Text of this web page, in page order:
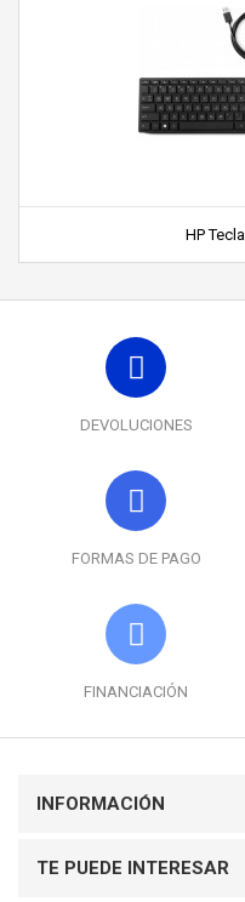
HP
DEVOLUCIONES
FORMAS DE PAGO
FINANCIACIÓN
INFORMACIÓN
TE PUEDE INTERESAR